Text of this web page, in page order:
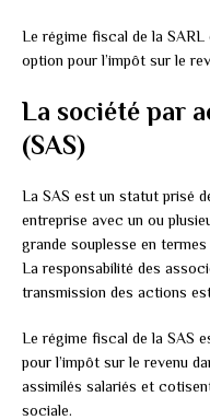
Le régime fiscal de la
option pour l’impôt sur le
La société par
(SAS)
La SAS est un statut prisé
entreprise avec un ou
grande souplesse en
La responsabilité des
transmission des actions
Le régime fiscal de la SAS
pour l’impôt sur le revenu
assimilés salariés et
sociale.